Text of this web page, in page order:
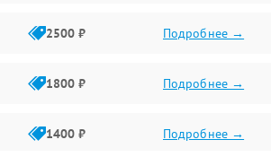
2500 ₽ Подробнее →
1800 ₽ Подробнее →
1400 ₽ Подробнее →